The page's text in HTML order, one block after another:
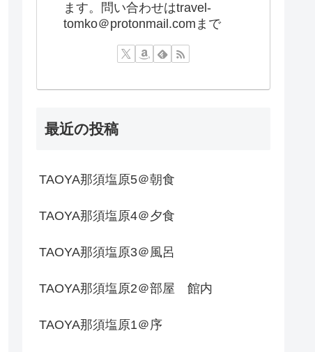
ます。問い合わせはtravel-
tomko＠protonmail.comまで
最近の投稿
TAOYA那須塩原5＠朝食
TAOYA那須塩原4＠夕食
TAOYA那須塩原3＠風呂
TAOYA那須塩原2＠部屋 館内
TAOYA那須塩原1＠序